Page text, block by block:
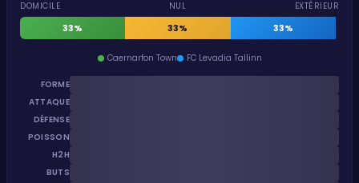
DOMICILE NUL EXTÉRIEUR
33% 33% 33%
Caernarfon Town FC Levadia Tallinn
FORME
ATTAQUE
DÉFENSE
POISSON
H2H
BUTS